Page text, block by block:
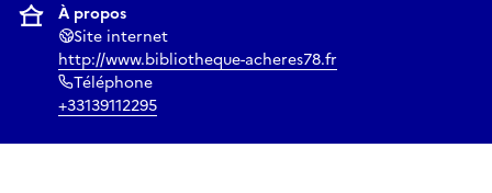
À propos
Site internet
http://www.bibliotheque-acheres78.fr
Téléphone
+33139112295